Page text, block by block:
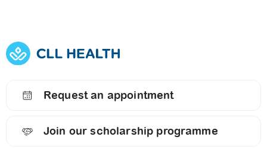
Request an appointment
Join our scholarship programme